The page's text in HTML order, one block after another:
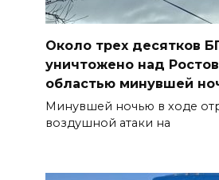
Около трех десятков
уничтожено над
областью минувшей
Минувшей ночью в ходе
воздушной атаки на